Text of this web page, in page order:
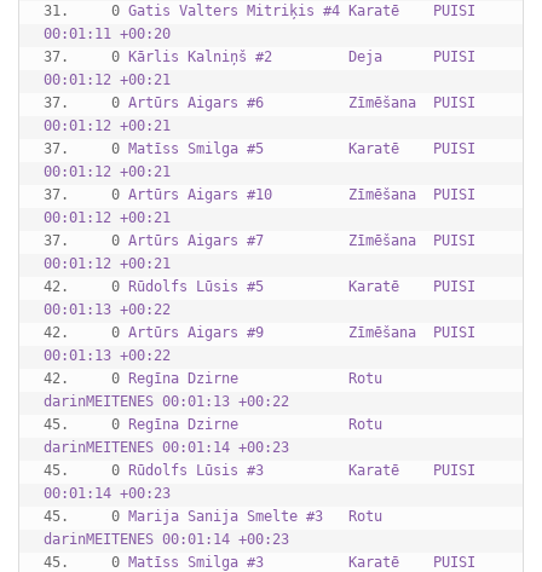
31.     0 Gatis Valters Mitriķis #4 Karatē    PUISI
00:01:11 +00:20
37.     0 Kārlis Kalniņš #2         Deja      PUISI
00:01:12 +00:21
37.     0 Artūrs Aigars #6          Zīmēšana  PUISI
00:01:12 +00:21
37.     0 Matīss Smilga #5          Karatē    PUISI
00:01:12 +00:21
37.     0 Artūrs Aigars #10         Zīmēšana  PUISI
00:01:12 +00:21
37.     0 Artūrs Aigars #7          Zīmēšana  PUISI
00:01:12 +00:21
42.     0 Rūdolfs Lūsis #5          Karatē    PUISI
00:01:13 +00:22
42.     0 Artūrs Aigars #9          Zīmēšana  PUISI
00:01:13 +00:22
42.     0 Regīna Dzirne             Rotu
darinMEITENES 00:01:13 +00:22
45.     0 Regīna Dzirne             Rotu
darinMEITENES 00:01:14 +00:23
45.     0 Rūdolfs Lūsis #3          Karatē    PUISI
00:01:14 +00:23
45.     0 Marija Sanija Smelte #3   Rotu
darinMEITENES 00:01:14 +00:23
45.     0 Matīss Smilga #3          Karatē    PUISI